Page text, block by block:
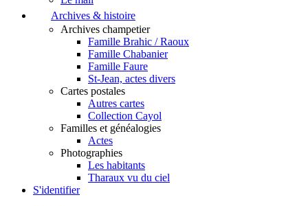
Archives & histoire
Archives champetier
Famille Brahic / Raoux
Famille Chabanier
Famille Faure
St-Jean, actes divers
Cartes postales
Autres cartes
Collection Cayol
Familles et généalogies
Actes
Photographies
Les habitants
Tharaux vu du ciel
S'identifier